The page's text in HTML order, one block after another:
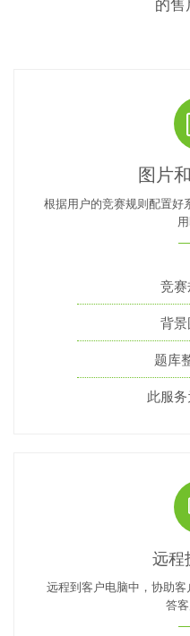
图片
根据用户的竞赛规则配置好
竞
背
题库
此服
远程
远程到客户电脑中，协助
答客